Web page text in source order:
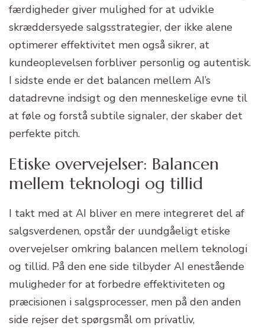
færdigheder giver mulighed for at udvikle
skræddersyede salgsstrategier, der ikke alene
optimerer effektivitet men også sikrer, at
kundeoplevelsen forbliver personlig og autentisk.
I sidste ende er det balancen mellem AI’s
datadrevne indsigt og den menneskelige evne til
at føle og forstå subtile signaler, der skaber det
perfekte pitch.
Etiske overvejelser: Balancen
mellem teknologi og tillid
I takt med at AI bliver en mere integreret del af
salgsverdenen, opstår der uundgåeligt etiske
overvejelser omkring balancen mellem teknologi
og tillid. På den ene side tilbyder AI enestående
muligheder for at forbedre effektiviteten og
præcisionen i salgsprocesser, men på den anden
side rejser det spørgsmål om privatliv,